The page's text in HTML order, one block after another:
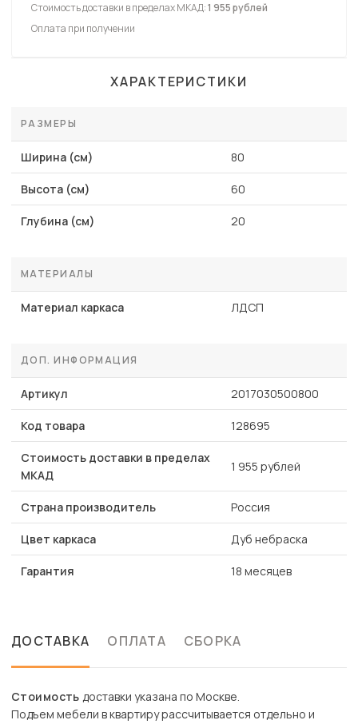
Стоимость доставки в пределах МКАД:1 955 рублей
Оплата при получении
ХАРАКТЕРИСТИКИ
РАЗМЕРЫ
Ширина (см) 80
Высота (см) 60
Глубина (см) 20
МАТЕРИАЛЫ
Материал каркаса ЛДСП
ДОП. ИНФОРМАЦИЯ
Артикул 2017030500800
Код товара 128695
Стоимость доставки в пределах
МКАД
1 955 рублей
Страна производитель Россия
Цвет каркаса Дуб небраска
Гарантия 18 месяцев
ДОСТАВКА ОПЛАТА СБОРКА
Стоимость доставки указана по Москве.
Подъем мебели в квартиру рассчитывается отдельно и